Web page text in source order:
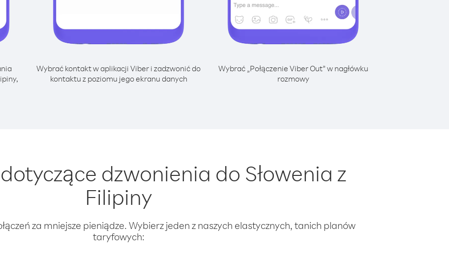
Wybrać kontakt w aplikacji Viber i zadzwonić do
kontaktu z poziomu jego ekranu danych
Wybrać „Połączenie Viber Out” w nagłówku
rozmowy
dzwonienia do Słowenia z
Filipiny
za mniejsze pieniądze. Wybierz jeden z naszych elastycznych, tanich planów
taryfowych: